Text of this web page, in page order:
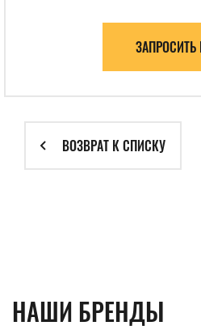
ЗАПРОСИТЬ
ВОЗВРАТ К СПИСКУ
НАШИ БРЕНДЫ